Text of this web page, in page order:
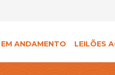
ANDAMENTO LEILÕES